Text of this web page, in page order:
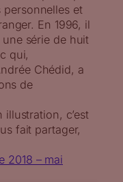
personnelles et
En 1996, il
une série de huit
qui,
Chédid, a
de
c’est
fait partager,
2018 – mai